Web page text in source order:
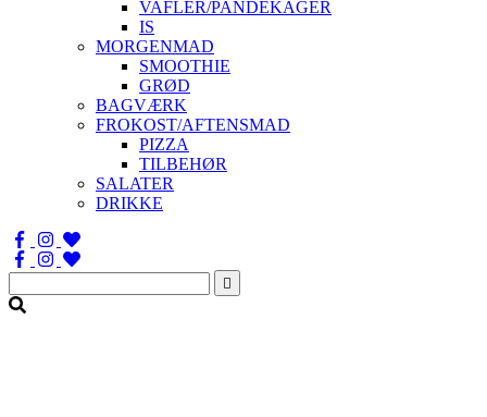
VAFLER/PANDEKAGER
IS
MORGENMAD
SMOOTHIE
GRØD
BAGVÆRK
FROKOST/AFTENSMAD
PIZZA
TILBEHØR
SALATER
DRIKKE
Søg
efter: